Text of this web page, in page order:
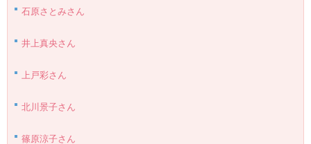
石原さとみさん
井上真央さん
上戸彩さん
北川景子さん
篠原涼子さん